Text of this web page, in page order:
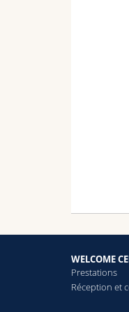
WELCOME
Prestations
Réception et